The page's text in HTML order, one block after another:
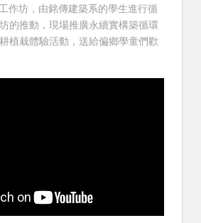
作坊，由銘傳建築系的學生進行循
的推動，現場推廣永續實構築循環
植栽體驗活動，送給偏鄉學童們歡